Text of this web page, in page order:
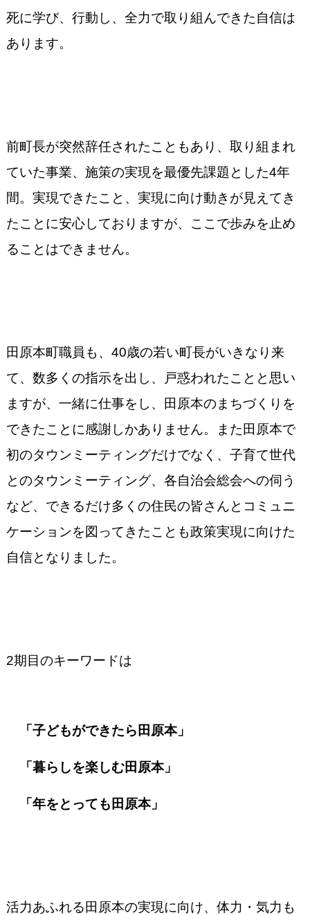
死に学び、行動し、全力で取り組んできた自信は
あります。
前町長が突然辞任されたこともあり、取り組まれ
ていた事業、施策の実現を最優先課題とした4年
間。実現できたこと、実現に向け動きが見えてき
たことに安心しておりますが、ここで歩みを止め
ることはできません。
田原本町職員も、40歳の若い町長がいきなり来
て、数多くの指示を出し、戸惑われたことと思い
ますが、一緒に仕事をし、田原本のまちづくりを
できたことに感謝しかありません。また田原本で
初のタウンミーティングだけでなく、子育て世代
とのタウンミーティング、各自治会総会への伺う
など、できるだけ多くの住民の皆さんとコミュニ
ケーションを図ってきたことも政策実現に向けた
自信となりました。
2期目のキーワードは
「子どもができたら田原本」
「暮らしを楽しむ田原本」
「年をとっても田原本」
活力あふれる田原本の実現に向け、体力・気力も